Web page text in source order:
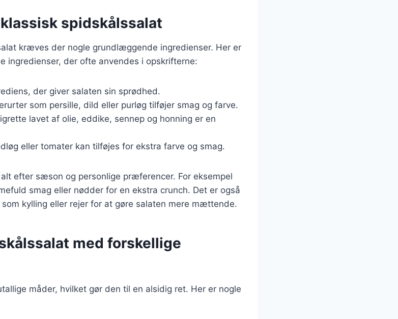
spidskålssalat
kræves der nogle grundlæggende ingredienser. Her er
ingredienser, der ofte anvendes i opskrifterne:
der giver salaten sin sprødhed.
som persille, dild eller purløg tilføjer smag og farve.
lavet af olie, eddike, sennep og honning er en
eller tomater kan tilføjes for ekstra farve og smag.
efter sæson og personlige præferencer. For eksempel
smag eller nødder for en ekstra crunch. Det er også
kylling eller rejer for at gøre salaten mere mættende.
med forskellige
måder, hvilket gør den til en alsidig ret. Her er nogle